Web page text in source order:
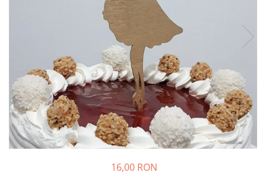
Rame foto / Decoratiuni
Rame/trofee diverse meserii
Indragostiti
Cadouri pentru dascali
Religioase
Alte obiecte decorative
16,00 RON